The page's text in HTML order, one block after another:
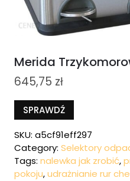
Merida
645,75 zł
SPRAWDŹ
SKU: a5cf91eff297
Category: Selektory
Tags: nalewka jak zrobić,
pokoju,udrażnianie rur